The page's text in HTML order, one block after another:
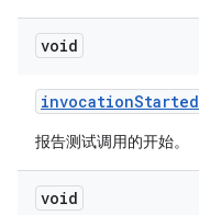
void
invocationStarted
报告测试调用的开始。
void